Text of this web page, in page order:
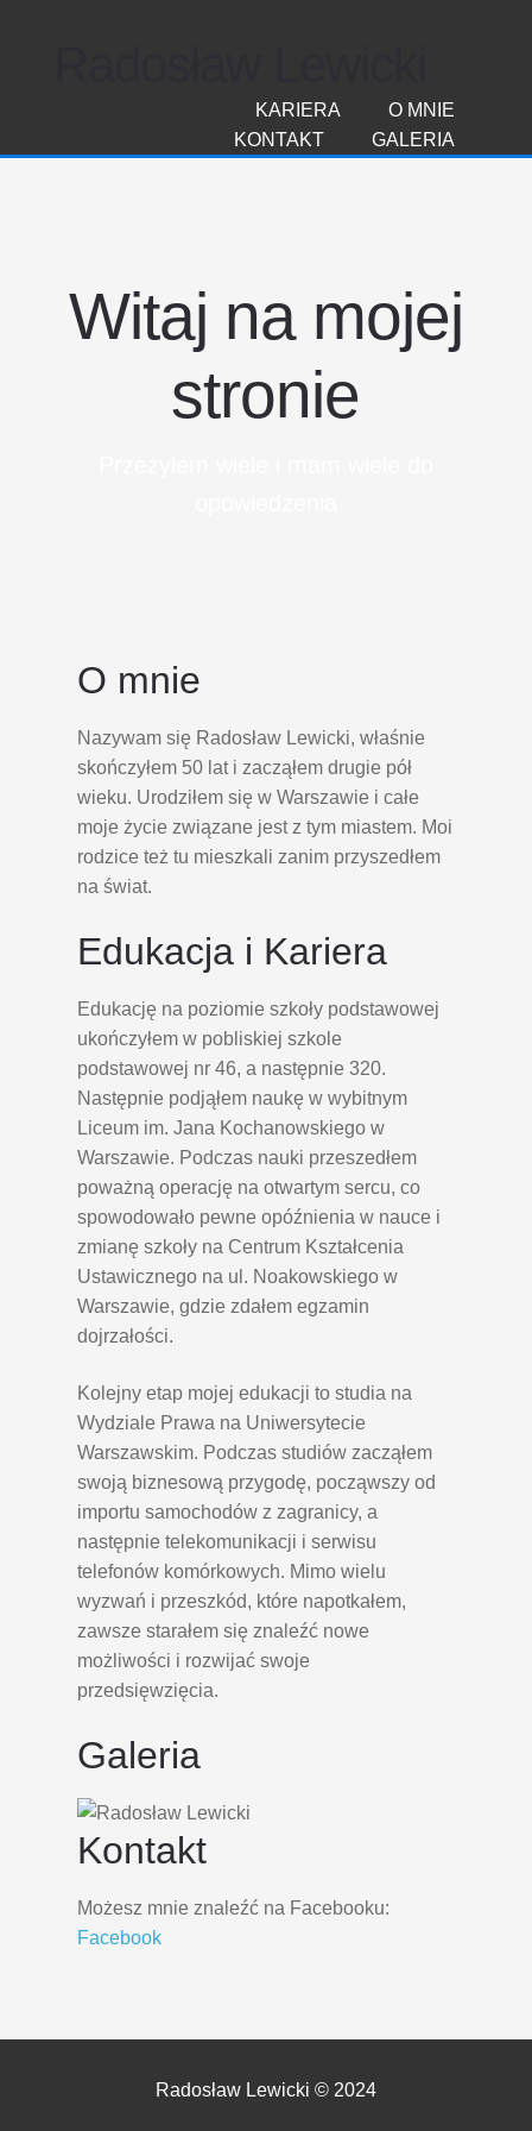
O MNIE
KARIERA
GALERIA
KONTAKT
Witaj na mojej
stronie
O mnie
Nazywam się Radosław Lewicki, właśnie
skończyłem 50 lat i zacząłem drugie pół
wieku. Urodziłem się w Warszawie i całe
moje życie związane jest z tym miastem. Moi
rodzice też tu mieszkali zanim przyszedłem
na świat.
Edukacja i Kariera
Edukację na poziomie szkoły podstawowej
ukończyłem w pobliskiej szkole
podstawowej nr 46, a następnie 320.
Następnie podjąłem naukę w wybitnym
Liceum im. Jana Kochanowskiego w
Warszawie. Podczas nauki przeszedłem
poważną operację na otwartym sercu, co
spowodowało pewne opóźnienia w nauce i
zmianę szkoły na Centrum Kształcenia
Ustawicznego na ul. Noakowskiego w
Warszawie, gdzie zdałem egzamin
dojrzałości.
Kolejny etap mojej edukacji to studia na
Wydziale Prawa na Uniwersytecie
Warszawskim. Podczas studiów zacząłem
swoją biznesową przygodę, począwszy od
importu samochodów z zagranicy, a
następnie telekomunikacji i serwisu
telefonów komórkowych. Mimo wielu
wyzwań i przeszkód, które napotkałem,
zawsze starałem się znaleźć nowe
możliwości i rozwijać swoje
przedsięwzięcia.
Galeria
Kontakt
Możesz mnie znaleźć na Facebooku:
Facebook
Radosław Lewicki © 2024